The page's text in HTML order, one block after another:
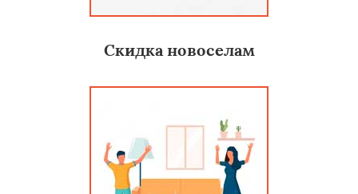
Скидка новоселам